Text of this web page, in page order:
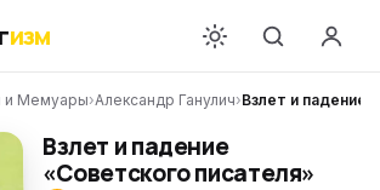
изм
и Мемуары›Александр Ганулич›Взлет и падение
Взлет и падение
«Советского писателя»